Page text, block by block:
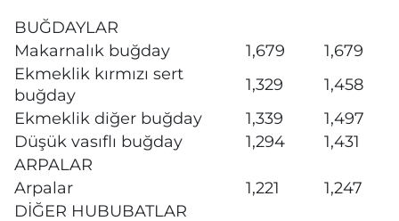
BUĞDAYLAR
Makarnalık buğday
1,679
1,679
Ekmeklik kırmızı sert
buğday
1,329
1,458
Ekmeklik diğer buğday
1,339
1,497
Düşük vasıflı buğday
1,294
1,431
ARPALAR
Arpalar
1,221
1,247
DİĞER HUBUBATLAR